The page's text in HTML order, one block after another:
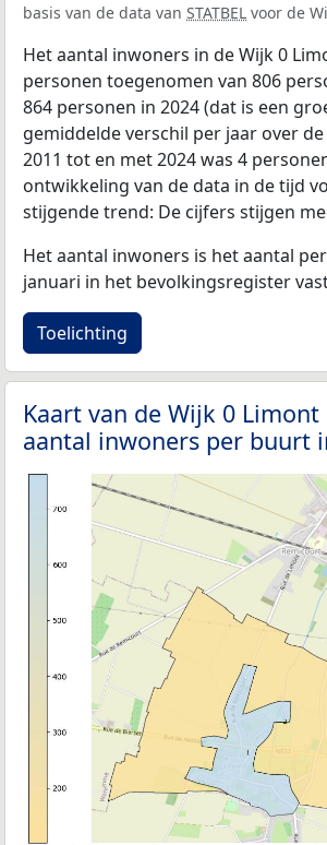
basis van de data van STATBEL voor de
Het aantal inwoners in de Wijk 0
personen toegenomen van 806
864 personen in 2024 (dat is een
gemiddelde verschil per jaar over
2011 tot en met 2024 was 4
ontwikkeling van de data in de tijd
stijgende trend: De cijfers stijgen
Het aantal inwoners is het aantal
januari in het bevolkingsregister
Toelichting
Kaart van de Wijk 0
aantal inwoners per buurt